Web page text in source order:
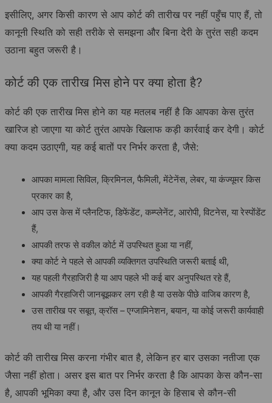
इसीलिए, अगर किसी कारण से आप कोर्ट की तारीख पर नहीं पहुँच पाए हैं, तो
कानूनी स्थिति को सही तरीके से समझना और बिना देरी के तुरंत सही कदम
उठाना बहुत जरूरी है।
कोर्ट की एक तारीख मिस होने पर क्या होता है?
कोर्ट की एक तारीख मिस होने का यह मतलब नहीं है कि आपका केस तुरंत
खारिज हो जाएगा या कोर्ट तुरंत आपके खिलाफ कड़ी कार्रवाई कर देगी। कोर्ट
क्या कदम उठाएगी, यह कई बातों पर निर्भर करता है, जैसे:
आपका मामला सिविल, क्रिमिनल, फैमिली, मेंटेनेंस, लेबर, या कंज्यूमर किस
प्रकार का है,
आप उस केस में प्लैनटिफ, डिफेंडेंट, कम्प्लेनेंट, आरोपी, विटनेस, या रेस्पोंडेंट
हैं,
आपकी तरफ से वकील कोर्ट में उपस्थित हुआ या नहीं,
क्या कोर्ट ने पहले से आपकी व्यक्तिगत उपस्थिति जरूरी बताई थी,
यह पहली गैरहाजिरी है या आप पहले भी कई बार अनुपस्थित रहे हैं,
आपकी गैरहाजिरी जानबूझकर लग रही है या उसके पीछे वाजिब कारण है,
उस तारीख पर सबूत, क्रॉस – एग्जामिनेशन, बयान, या कोई जरूरी कार्यवाही
तय थी या नहीं।
कोर्ट की तारीख मिस करना गंभीर बात है, लेकिन हर बार उसका नतीजा एक
जैसा नहीं होता। असर इस बात पर निर्भर करता है कि आपका केस कौन-सा
है, आपकी भूमिका क्या है, और उस दिन कानून के हिसाब से कौन-सी